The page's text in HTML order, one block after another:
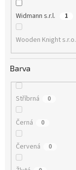
Widmann s.r.l. 1
Wooden Knight s.r.o.
Barva
Stříbrná 0
Černá 0
Červená 0